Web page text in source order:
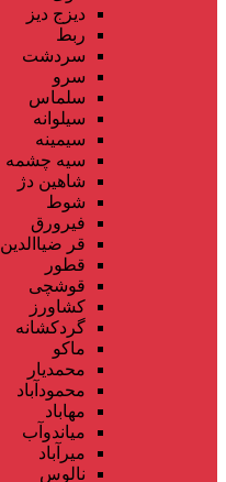
دیزج دیز
ربط
سردشت
سرو
سلماس
سیلوانه
سیمینه
سیه چشمه
شاهین دژ
شوط
فیرورق
قر ضیاالدین
قطور
قوشچی
کشاورز
گردکشانه
ماکو
محمدیار
محمودآباد
مهاباد
میاندوآب
میرآباد
نالوس